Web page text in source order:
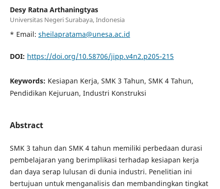
Desy Ratna Arthaningtyas
Universitas Negeri Surabaya, Indonesia
* Email: sheilapratama@unesa.ac.id
DOI: https://doi.org/10.58706/jipp.v4n2.p205-215
Keywords: Kesiapan Kerja, SMK 3 Tahun, SMK 4 Tahun,
Pendidikan Kejuruan, Industri Konstruksi
Abstract
SMK 3 tahun dan SMK 4 tahun memiliki perbedaan durasi
pembelajaran yang berimplikasi terhadap kesiapan kerja
dan daya serap lulusan di dunia industri. Penelitian ini
bertujuan untuk menganalisis dan membandingkan tingkat